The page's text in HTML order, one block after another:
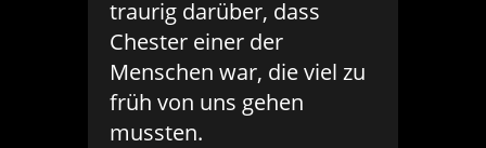
traurig darüber, dass
Chester einer der
Menschen war, die viel zu
früh von uns gehen
mussten.